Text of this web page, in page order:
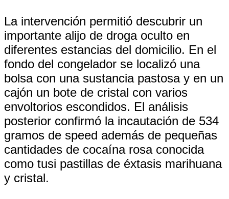
La intervención permitió descubrir un
importante alijo de droga oculto en
diferentes estancias del domicilio. En el
fondo del congelador se localizó una
bolsa con una sustancia pastosa y en un
cajón un bote de cristal con varios
envoltorios escondidos. El análisis
posterior confirmó la incautación de 534
gramos de speed además de pequeñas
cantidades de cocaína rosa conocida
como tusi pastillas de éxtasis marihuana
y cristal.